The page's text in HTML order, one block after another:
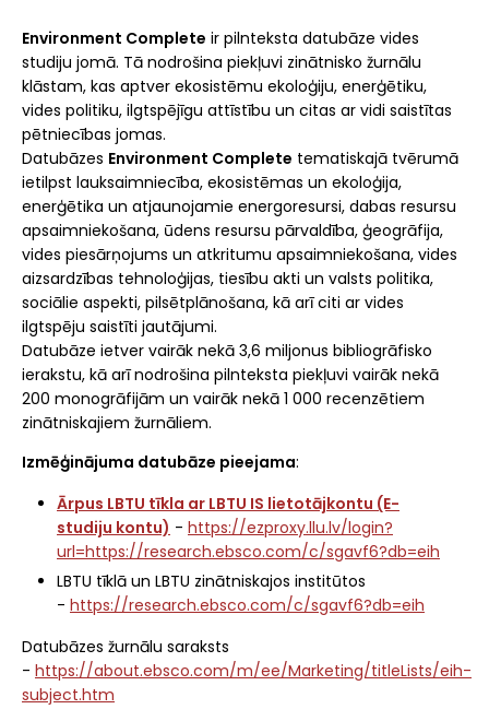
Environment Complete ir pilnteksta datubāze vides
studiju jomā. Tā nodrošina piekļuvi zinātnisko žurnālu
klāstam, kas aptver ekosistēmu ekoloģiju, enerģētiku,
vides politiku, ilgtspējīgu attīstību un citas ar vidi saistītas
pētniecības jomas.
Datubāzes Environment Complete tematiskajā tvērumā
ietilpst lauksaimniecība, ekosistēmas un ekoloģija,
enerģētika un atjaunojamie energoresursi, dabas resursu
apsaimniekošana, ūdens resursu pārvaldība, ģeogrāfija,
vides piesārņojums un atkritumu apsaimniekošana, vides
aizsardzības tehnoloģijas, tiesību akti un valsts politika,
sociālie aspekti, pilsētplānošana, kā arī citi ar vides
ilgtspēju saistīti jautājumi.
Datubāze ietver vairāk nekā 3,6 miljonus bibliogrāfisko
ierakstu, kā arī nodrošina pilnteksta piekļuvi vairāk nekā
200 monogrāfijām un vairāk nekā 1 000 recenzētiem
zinātniskajiem žurnāliem.
Izmēģinājuma datubāze pieejama:
Ārpus LBTU tīkla ar LBTU IS lietotājkontu (E-
studiju kontu) - https://ezproxy.llu.lv/login?
url=https://research.ebsco.com/c/sgavf6?db=eih
LBTU tīklā un LBTU zinātniskajos institūtos
- https://research.ebsco.com/c/sgavf6?db=eih
Datubāzes žurnālu saraksts
- https://about.ebsco.com/m/ee/Marketing/titleLists/eih-
subject.htm